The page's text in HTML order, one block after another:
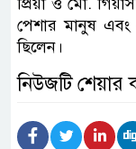
পেশার মানুষ এবং
ছিলেন।
নিউজটি